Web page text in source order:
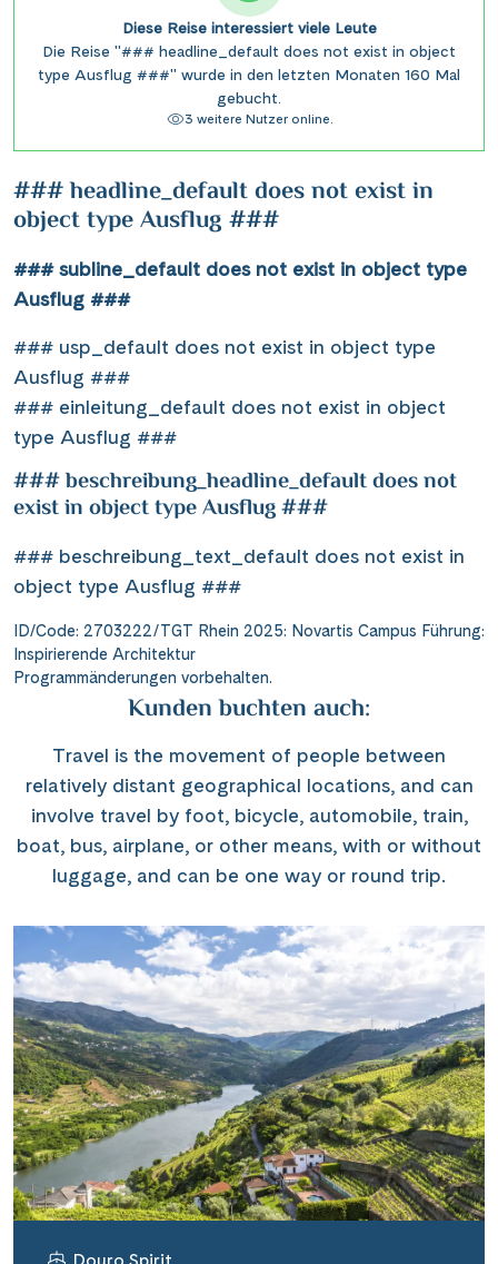
### headline_default does not exist in
object type Ausflug ###
### subline_default does not exist in object type
Ausflug ###
### usp_default does not exist in object type
Ausflug ###
### einleitung_default does not exist in object
type Ausflug ###
### beschreibung_headline_default does not
exist in object type Ausflug ###
### beschreibung_text_default does not exist in
object type Ausflug ###
ID/Code: 2703222/TGT Rhein 2025: Novartis Campus Führung:
Inspirierende Architektur
Programmänderungen vorbehalten.
Diese Reise interessiert viele Leute
Die Reise "### headline_default does not exist in object
type Ausflug ###" wurde in den letzten Monaten 160 Mal
gebucht.
3 weitere Nutzer online.
Kunden buchten auch:
Travel is the movement of people between
relatively distant geographical locations, and can
involve travel by foot, bicycle, automobile, train,
boat, bus, airplane, or other means, with or without
luggage, and can be one way or round trip.
Douro Spirit